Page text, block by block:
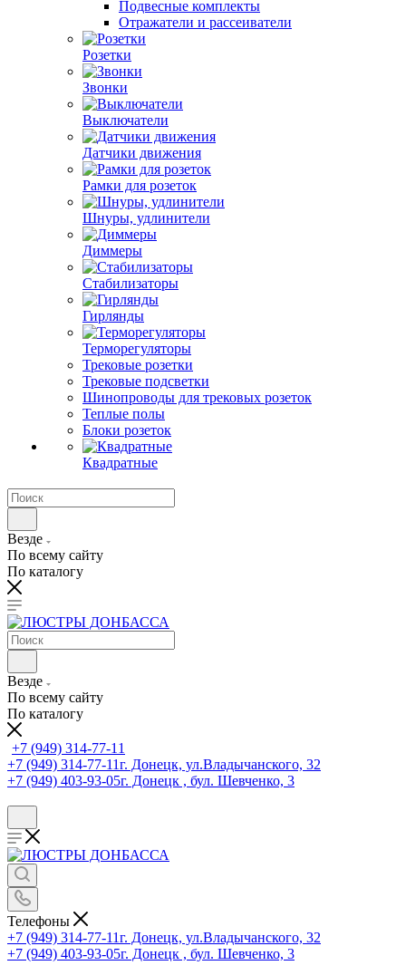
Подвесные комплекты
Отражатели и рассеиватели
Розетки
Звонки
Выключатели
Датчики движения
Рамки для розеток
Шнуры, удлинители
Диммеры
Стабилизаторы
Гирлянды
Терморегуляторы
Трековые розетки
Трековые подсветки
Шинопроводы для трековых розеток
Теплые полы
Блоки розеток
Квадратные
Везде
По всему сайту
По каталогу
Везде
По всему сайту
По каталогу
+7 (949) 314-77-11
+7 (949) 314-77-11г. Донецк, ул.Владычанского, 32
+7 (949) 403-93-05г. Донецк , бул. Шевченко, 3
Телефоны
+7 (949) 314-77-11г. Донецк, ул.Владычанского, 32
+7 (949) 403-93-05г. Донецк , бул. Шевченко, 3